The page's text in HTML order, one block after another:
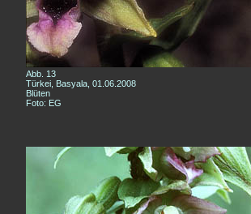
Abb. 13
Türkei, Basyala, 01.06.2008
Blüten
Foto: EG